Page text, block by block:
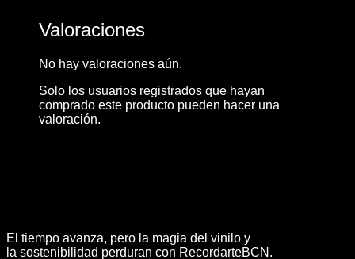
Valoraciones
No hay valoraciones aún.
Solo los usuarios registrados que hayan
comprado este producto pueden hacer una
valoración.
El tiempo avanza, pero la magia del vinilo y
la sostenibilidad perduran con RecordarteBCN.